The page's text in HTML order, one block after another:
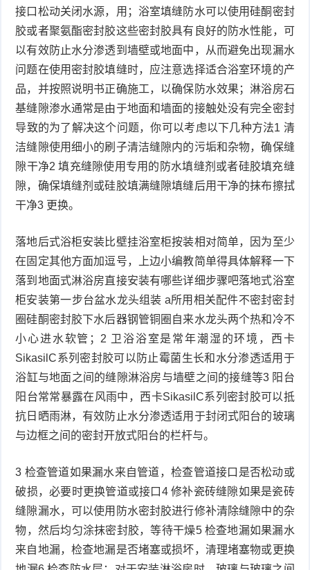
接口松动关闭水源，用；浴室填缝防水可以使用硅酮密封
胶或者聚氨酯密封胶这些密封胶具有良好的防水性能，可
以有效防止水分渗透到墙壁或地面中，从而避免出现漏水
问题在使用密封胶填缝时，应注意选择适合浴室环境的产
品，并按照说明书正确施工，以确保防水效果；淋浴房石
基缝隙渗水通常是由于地面和墙面的接触处没有完全密封
导致的为了解决这个问题，你可以考虑以下几种方法1 清
洁缝隙使用细小的刷子清洁缝隙内的污垢和杂物，确保缝
隙干净2 填充缝隙使用专用的防水填缝剂或者硅胶填充缝
隙，确保填缝剂或硅胶填满缝隙填缝后用干净的抹布擦拭
干净3 更换。
落地后式浴柜安装比壁挂浴室柜按装相对简单，因为至少
在固定其他方面加逗号，上边小编教简单得具体解释一下
落到地面式淋浴房直接安装有哪些详细步骤吧落地式浴室
柜安装第一步台盆水龙头组装 a所用相关配件不密封密封
圈硅酮密封胶下水后器钢管铜圈自来水龙头两个热和冷不
小心进水软管；2 卫浴浴室是常年潮湿的环境，西卡
SikasilC系列密封胶可以防止霉菌生长和水分渗透适用于
浴缸与地面之间的缝隙淋浴房与墙壁之间的接缝等3 阳台
阳台常常暴露在风雨中，西卡SikasilC系列密封胶可以抵
抗日晒雨淋，有效防止水分渗透适用于封闭式阳台的玻璃
与边框之间的密封开放式阳台的栏杆与。
3 检查管道如果漏水来自管道，检查管道接口是否松动或
破损，必要时更换管道或接口4 修补瓷砖缝隙如果是瓷砖
缝隙漏水，可以使用防水密封胶进行修补清除缝隙中的杂
物，然后均匀涂抹密封胶，等待干燥5 检查地漏如果漏水
来自地漏，检查地漏是否堵塞或损坏，清理堵塞物或更换